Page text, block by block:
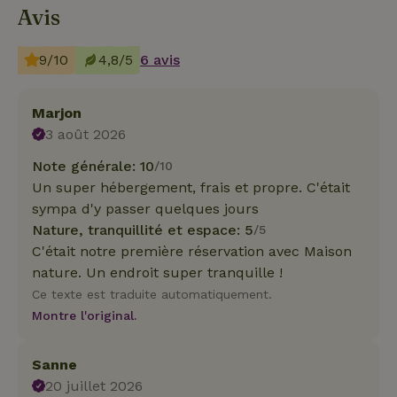
Avis
9/10 4,8/5 6 avis
Marjon
3 août 2026
Note générale: 10/10
Un super hébergement, frais et propre. C'était
sympa d'y passer quelques jours
Nature, tranquillité et espace: 5/5
C'était notre première réservation avec Maison
nature. Un endroit super tranquille !
Ce texte est traduite automatiquement.
Montre l'original.
Sanne
20 juillet 2026